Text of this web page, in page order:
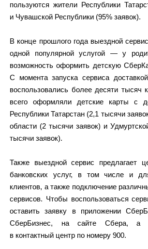
пользуются жители Республики
и Чувашской Республики (95% заявок).
В конце прошлого года выездной
одной популярной услугой — у
возможность оформить детскую
С момента запуска сервиса
воспользовались более десяти тысяч
всего оформляли детские карты с
Республики Татарстан (2,1 тысячи
области (2 тысячи заявок) и
тысячи заявок).
Также выездной сервис предлагает
банковских услуг, в том числе и
клиентов, а также подключение
сервисов. Чтобы воспользоваться
оставить заявку в приложении
СберБизнес, на сайте Сбера, а
в контактный центр по номеру 900.